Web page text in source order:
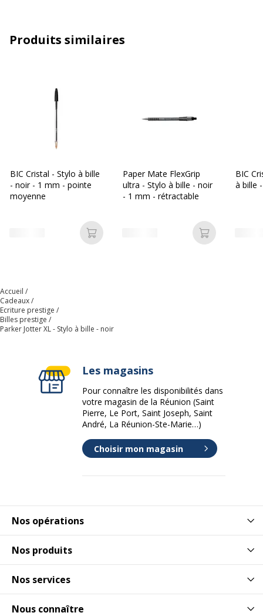
Largeur de la ligne
Données d'identification
Code barre maitre 3026981227530,3026981671869
Référence produit
Dimensions et poids
Hauteur
Profondeur
Produits similaires
BIC Cristal - Stylo à bille
- noir - 1 mm - pointe
moyenne
Ajouter au panier
Paper Mate FlexGrip
ultra - Stylo à bille - noir
- 1 mm - rétractable
Ajouter au
BIC
à bille
Accueil
Cadeaux
Ecriture prestige
Billes prestige
Parker Jotter XL - Stylo à bille - noir
Nos opérations
Nos produits
Nos services
Nous connaître
Les magasins
Pour connaître les disponibilités dans
votre magasin de la Réunion (Saint
Pierre, Le Port, Saint Joseph, Saint
André, La Réunion-Ste-Marie…)
Choisir mon magasin